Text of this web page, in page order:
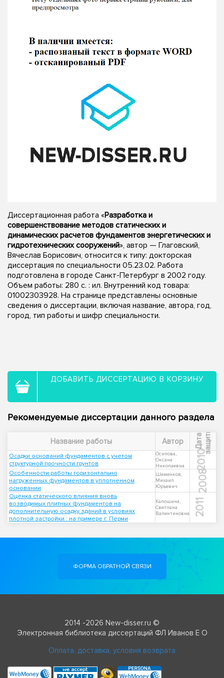
Диссертационная работа «Разработка и
совершенствование методов статических и
динамических расчетов фундаментов энергетических и
гидротехнических сооружений», автор — Глаговский,
Вячеслав Борисович, относится к типу: докторская
диссертация по специальности 05.23.02. Работа
подготовлена в городе Санкт-Петербург в 2002 году.
Объем работы: 280 с. : ил. Внутренний код товара:
01002303928. На странице представлены основные
сведения о диссертации, включая название, автора, год,
город, тип работы и шифр специальности.
ДОБАВИТЬ ДИССЕРТАЦИЮ В КОРЗИНУ
Рекомендуемые диссертации данного раздела
Название работы Автор Д
а
т
а
з
а
щ
и
ты
Осадки оснований фундаментов с учетом
структурной прочности грунтов
Осипова,
Оксана
Николаевна
2010
Особенности работы горизонтально
нагруженных фундаментов в уплотненном
основании
Шеменков,
Михаил
Юрьевич
2008
Оценка статического влияния вновь
возводимых плитных фундаментов на
дополнительную осадку зданий в условиях
плотной застройки : на примере г. Перми
Калошина,
Светлана
Валентиновна
2011
ФОРМА ОБРАТНОЙ СВЯЗИ
2014 -2026 New-disser.ru ©
Электронная библиотека диссертаций ФЛ Иванов Е О
Оплата, доставка, условия возврата